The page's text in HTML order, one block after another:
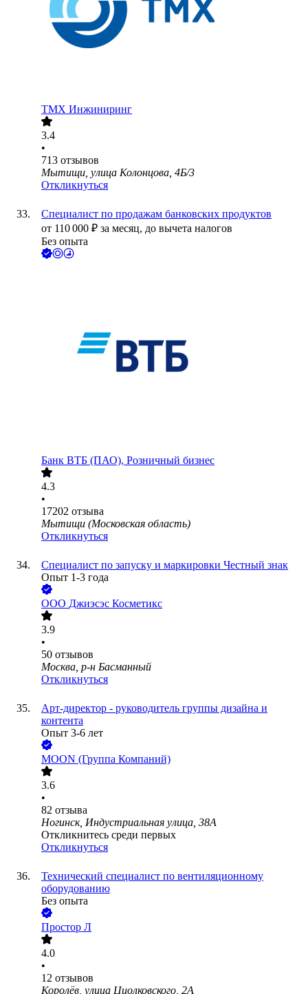
ТМХ Инжиниринг
3.4
•
713 отзывов
Мытищи, улица Колонцова, 4Б/3
Откликнуться
Специалист по продажам банковских продуктов
от 110 000 ₽ за месяц, до вычета налогов
Без опыта
Банк ВТБ (ПАО), Розничный бизнес
4.3
•
17202 отзыва
Мытищи (Московская область)
Откликнуться
Специалист по запуску и маркировки Честный знак
Опыт 1-3 года
ООО Джиэсэс Косметикс
3.9
•
50 отзывов
Москва, р-н Басманный
Откликнуться
Арт-директор - руководитель группы дизайна и
контента
Опыт 3-6 лет
MOON (Группа Компаний)
3.6
•
82 отзыва
Ногинск, Индустриальная улица, 38А
Откликнитесь среди первых
Откликнуться
Технический специалист по вентиляционному
оборудованию
Без опыта
Простор Л
4.0
•
12 отзывов
Королёв, улица Циолковского, 2А